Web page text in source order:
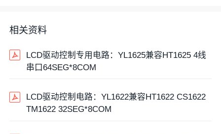
相关资料
LCD驱动控制专用电路：YL1625兼容HT1625 4线
串口64SEG*8COM
LCD驱动控制电路：YL1622兼容HT1622 CS1622
TM1622 32SEG*8COM